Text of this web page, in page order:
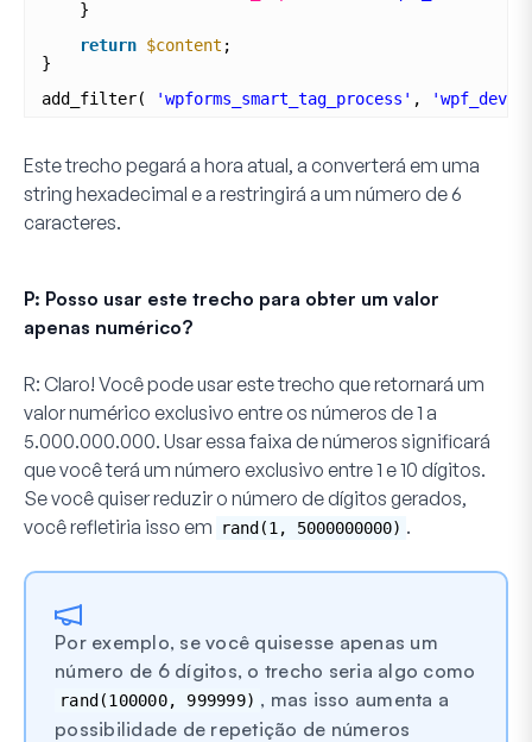
}
return $content ;
}
add_filter(
'wpforms_smart_tag_process' ,
Este trecho pegará a hora atual, a converterá em uma
string hexadecimal e a restringirá a um número de 6
caracteres.
P: Posso usar este trecho para obter um valor
apenas numérico?
R: Claro! Você pode usar este trecho que retornará um
valor numérico exclusivo entre os números de 1 a
5.000.000.000. Usar essa faixa de números significará
que você terá um número exclusivo entre 1 e 10 dígitos.
Se você quiser reduzir o número de dígitos gerados,
você refletiria isso em
rand(1, 5000000000) .
Por exemplo, se você quisesse apenas um
número de 6 dígitos, o trecho seria algo como
rand(100000, 999999) , mas isso aumenta a
possibilidade de repetição de números